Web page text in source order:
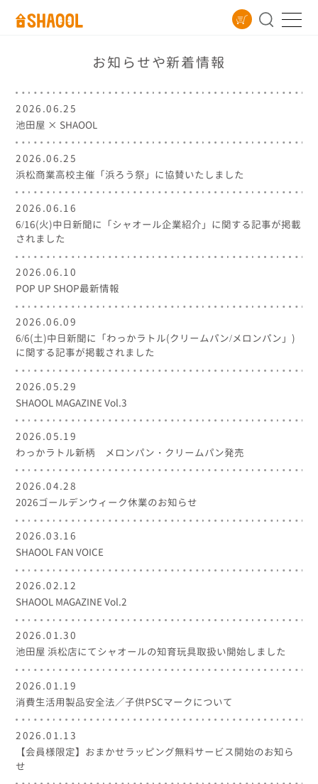
お知らせや新着情報
2026.06.25
池田屋 × SHAOOL
2026.06.25
浜松商業高校主催「浜ろう祭」に協賛いたしました
2026.06.16
6/16(火)中日新聞に「シャオール企業紹介」に関する記事が掲載
されました
2026.06.10
POP UP SHOP最新情報
2026.06.09
6/6(土)中日新聞に「わっかラトル(クリームパン/メロンパン」)
に関する記事が掲載されました
2026.05.29
SHAOOL MAGAZINE Vol.3
2026.05.19
わっかラトル新柄 メロンパン・クリームパン発売
2026.04.28
2026ゴールデンウィーク休業のお知らせ
2026.03.16
SHAOOL FAN VOICE
2026.02.12
SHAOOL MAGAZINE Vol.2
2026.01.30
池田屋 浜松店にてシャオールの知育玩具取扱い開始しました
2026.01.19
消費生活用製品安全法／子供PSCマークについて
2026.01.13
【会員様限定】おまかせラッピング無料サービス開始のお知ら
せ